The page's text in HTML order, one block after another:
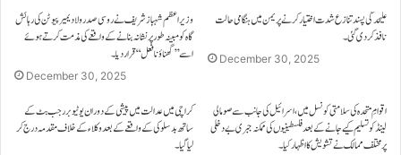
وزیراعظم شہباز شریف نے روسی صدر ولادیمیر پیوٹن کی رہائش
گاہ کو مبینہ طور پر نشانہ بنانے کے واقعے کی مذمت کرتے ہوئے
اسے ’’گھناؤنا فعل‘‘ قرار دیا۔
December 30, 2025
علیحدگی پسند تنازع شدت اختیار کرنے پر یمن میں ہنگامی حالت
نافذ کر دی گئی۔
December 30, 2025
کراچی میں عدالت میں پیشی کے دوران یوٹیوبر رجب بٹ کے
ساتھ بدسلوکی کے واقعے کے بعد وکلاء کے خلاف مقدمہ درج کر
لیا گیا۔
اقوامِ متحدہ کی سلامتی کونسل میں، اسرائیل کی جانب سے صومالی
لینڈ کو تسلیم کیے جانے کے بعد فلسطینیوں کی ممکنہ جبری بے دخلی
پر مختلف ممالک نے تشویش کا اظہار کیا۔